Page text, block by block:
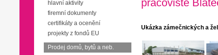
hlavní aktivity
firemní dokumenty
certifikáty a ocenění
projekty z fondů EU
Prodej domů, bytů a neb.
pracoviště
Ukázka zámečnických a